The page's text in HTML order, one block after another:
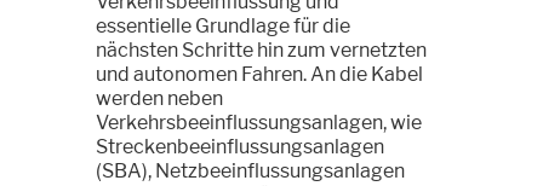
essentielle Grundlage für die
nächsten Schritte hin zum vernetzten
und autonomen Fahren. An die Kabel
werden neben
Verkehrsbeeinflussungsanlagen, wie
Streckenbeeinflussungsanlagen
(SBA), Netzbeeinflussungsanlagen